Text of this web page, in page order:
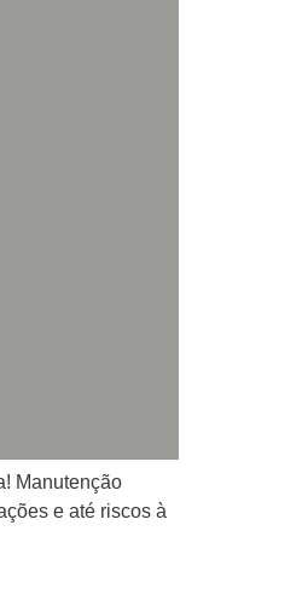
Manutenção
e até riscos à